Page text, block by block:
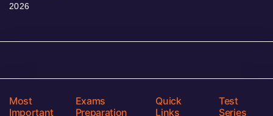
2026
Most
Important
Exams
Preparation
Quick
Links
Test
Series